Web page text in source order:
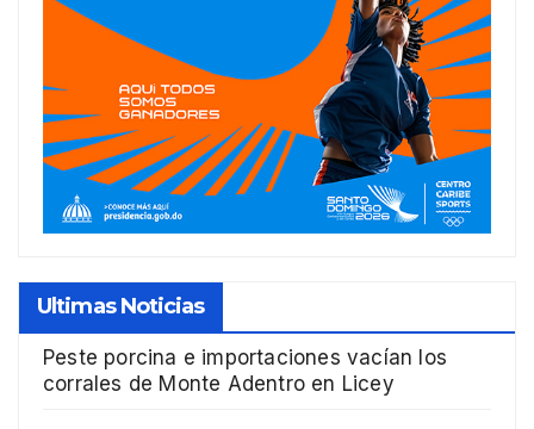
Ultimas Noticias
Peste porcina e importaciones vacían los
corrales de Monte Adentro en Licey